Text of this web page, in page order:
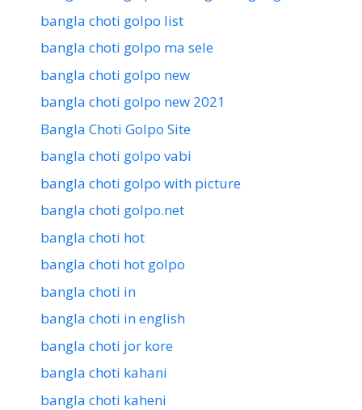
bangla choti golpo list
bangla choti golpo ma sele
bangla choti golpo new
bangla choti golpo new 2021
Bangla Choti Golpo Site
bangla choti golpo vabi
bangla choti golpo with picture
bangla choti golpo.net
bangla choti hot
bangla choti hot golpo
bangla choti in
bangla choti in english
bangla choti jor kore
bangla choti kahani
bangla choti kaheni